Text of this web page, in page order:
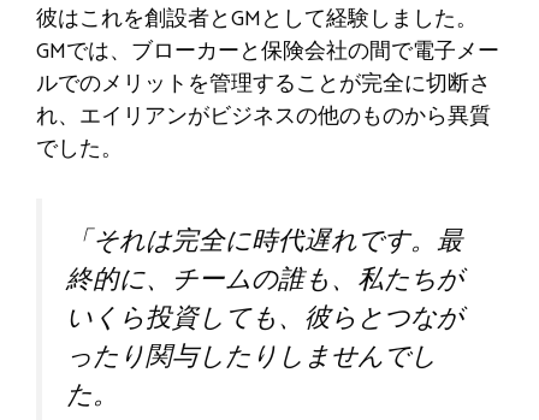
彼はこれを創設者とGMと​​して経験しました。
GMでは、ブローカーと保険会社の間で電子メー
ルでのメリットを管理することが完全に切断さ
れ、エイリアンがビジネスの他のものから異質
でした。
「それは完全に時代遅れです。最
終的に、チームの誰も、私たちが
いくら投資しても、彼らとつなが
ったり関与したりしませんでし
た。